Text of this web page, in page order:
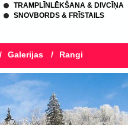
TRAMPLĪNLĒKŠANA & DIVCĪŅA
SNOVBORDS & FRĪSTAILS
/ Galerijas / Rangi